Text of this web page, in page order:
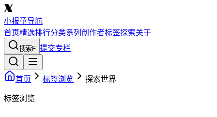
小报童导航
首页精选排行分类系列 创作者标签探索关于
搜索F 提交专栏
首页 标签浏览 探索世界
标签浏览